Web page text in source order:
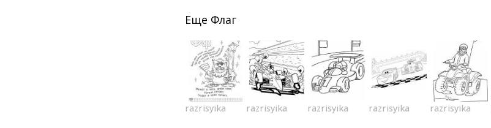
Еще Флаг
razrisyika razrisyika razrisyika razrisyika razrisyika